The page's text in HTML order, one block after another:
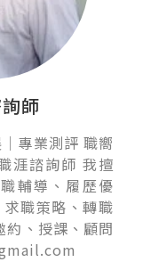
師
專業測評 職嚮
涯諮詢師 我擅
輔導、履歷優
職策略、轉職
約、授課、顧問